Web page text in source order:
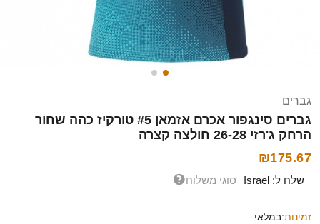
גברים
גברים סינגפור אכרם אזמאן #5 טורקיז כהה שחור
הרחק ג'רזי 26-28 חולצה קצרה
₪175.67
שלח ל: Israel סוגי משלוח
זמינות:במלאי